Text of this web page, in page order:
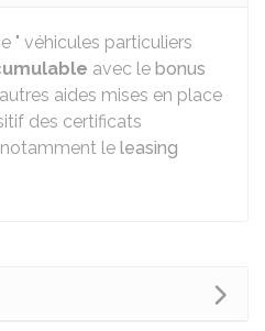
" véhicules particuliers
avec le bonus
aides mises en place
des certificats
le leasing